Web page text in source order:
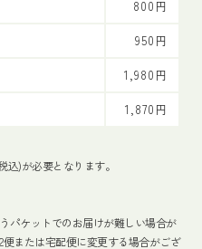
800円
950円
1,980円
1,870円
込)が必要となります。
パケットでのお届けが難しい場合が
または宅配便に変更する場合がござ